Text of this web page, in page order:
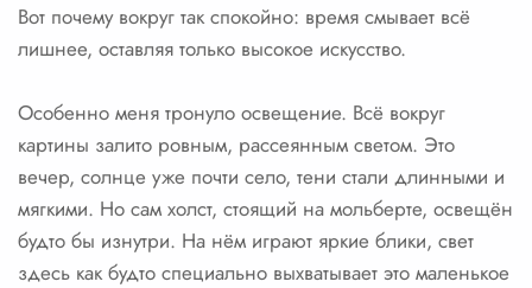
Вот почему вокруг так спокойно: время смывает всё
лишнее, оставляя только высокое искусство.
Особенно меня тронуло освещение. Всё вокруг
картины залито ровным, рассеянным светом. Это
вечер, солнце уже почти село, тени стали длинными и
мягкими. Но сам холст, стоящий на мольберте, освещён
будто бы изнутри. На нём играют яркие блики, свет
здесь как будто специально выхватывает это маленькое